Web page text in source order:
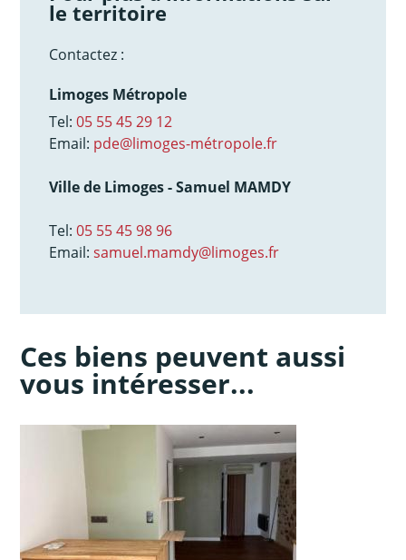
le territoire
Contactez :
Limoges Métropole
Tel:05 55 45 29 12
Email: pde@limoges-métropole.fr
Ville de Limoges - Samuel MAMDY
Tel:05 55 45 98 96
Email:samuel.mamdy@limoges.fr
Ces biens peuvent aussi
vous intéresser...